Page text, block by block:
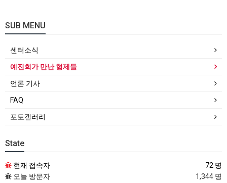
SUB MENU
센터소식
예진회가 만난 형제들
언론 기사
FAQ
포토갤러리
State
현재 접속자
72 명
오늘 방문자
1,344 명